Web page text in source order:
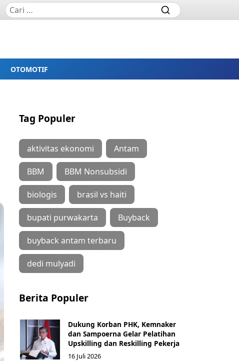
OTOMOTIF
Tag Populer
aktivitas ekonomi Antam
BBM BBM Nonsubsidi
biologis brasil vs haiti
bupati purwakarta Buyback
buyback antam terbaru
dedi mulyadi
Berita Populer
Dukung Korban PHK, Kemnaker
dan Sampoerna Gelar Pelatihan
Upskilling dan Reskilling Pekerja
16 Juli 2026